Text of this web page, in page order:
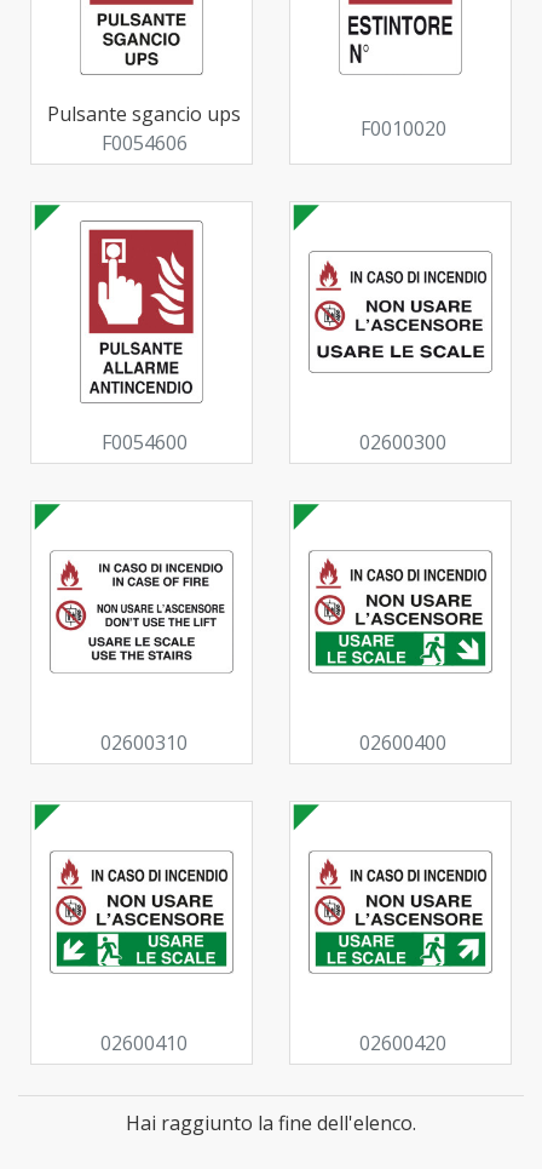
Pulsante sgancio ups
F0054606
F0010020
F0054600 02600300
02600310 02600400
02600410 02600420
Hai raggiunto la fine dell'elenco.